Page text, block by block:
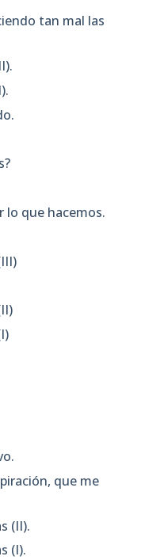
tan mal las
lo que hacemos.
que me
(II).
(I).